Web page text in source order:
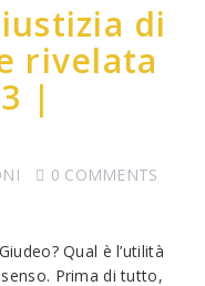
di
rivelata
|
0 COMMENTS
Qual è l’utilità
Prima di tutto,